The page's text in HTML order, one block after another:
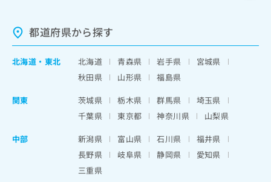
都道府県から探す
北海道 ・ 東北 北海道 青森県 岩手県
宮城県
秋田県
山形県
福島県
関東
茨城県 栃木県 群馬県
埼玉県
千葉県
東京都 神奈川県
山梨県
中部
新潟県 富山県 石川県
福井県
長野県
岐阜県 静岡県
愛知県
三重県